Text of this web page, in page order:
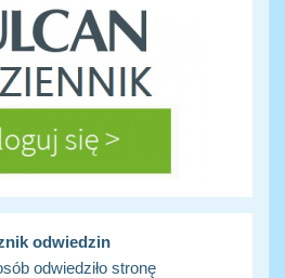
odwiedzin
odwiedziło stronę